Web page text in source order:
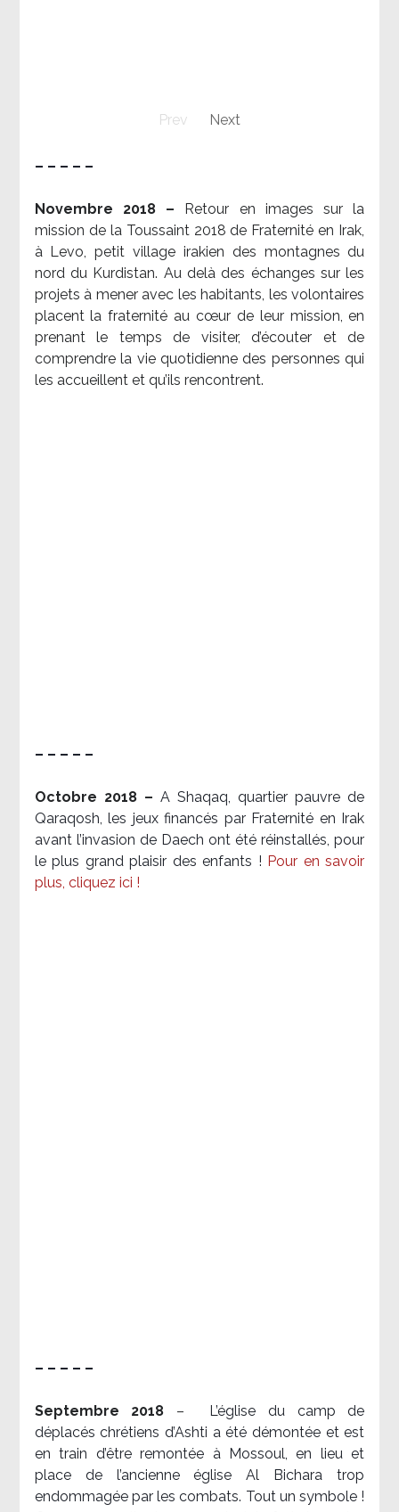
Prev Next
– – – – –
Novembre 2018 –
Retour en images sur la
mission de la Toussaint 2018 de Fraternité en Irak,
à Levo, petit village irakien des montagnes du
nord du Kurdistan. Au delà des échanges sur les
projets à mener avec les habitants, les volontaires
placent la fraternité au cœur de leur mission, en
prenant le temps de visiter, d’écouter et de
comprendre la vie quotidienne des personnes qui
les accueillent et qu’ils rencontrent.
– – – – –
Octobre 2018 – A Shaqaq, quartier pauvre de
Qaraqosh, les jeux financés par Fraternité en Irak​
avant l’invasion de Daech ont été réinstallés, pour
le plus grand plaisir des enfants ! Pour en savoir
plus, cliquez ici !
– – – – –
Septembre 2018 –
L’église du camp de
déplacés chrétiens d’Ashti a été démontée et est
en train d’être remontée à Mossoul, en lieu et
place de l’ancienne église Al Bichara trop
endommagée par les combats. Tout un symbole !